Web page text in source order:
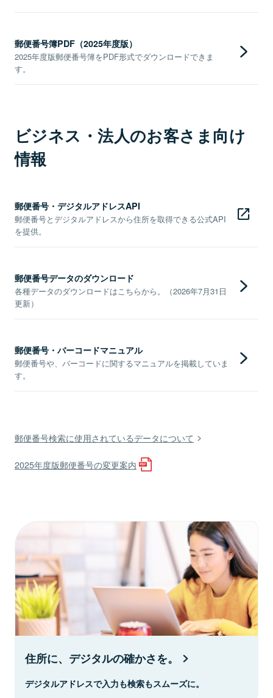
郵便番号簿PDF（2025年度版）
2025年度版郵便番号簿をPDF形式でダウンロードできま
す。
ビジネス・法人のお客さま向け
情報
郵便番号・デジタルアドレスAPI
郵便番号とデジタルアドレスから住所を取得できる公式API
を提供。
郵便番号データのダウンロード
各種データのダウンロードはこちらから。（2026年7月31日
更新）
郵便番号・バーコードマニュアル
郵便番号や、バーコードに関するマニュアルを掲載していま
す。
郵便番号検索に使用されているデータについて
2025年度版郵便番号の変更案内
住所に、デジタルの確かさを。
デジタルアドレスで入力も検索もスムーズに。